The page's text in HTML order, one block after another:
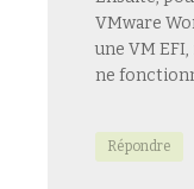
VMware
une VM EFI,
ne
Répondre